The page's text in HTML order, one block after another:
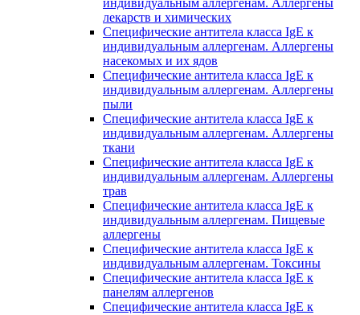
индивидуальным аллергенам. Аллергены
лекарств и химических
Специфические антитела класса IgE к
индивидуальным аллергенам. Аллергены
насекомых и их ядов
Специфические антитела класса IgE к
индивидуальным аллергенам. Аллергены
пыли
Специфические антитела класса IgE к
индивидуальным аллергенам. Аллергены
ткани
Специфические антитела класса IgE к
индивидуальным аллергенам. Аллергены
трав
Специфические антитела класса IgE к
индивидуальным аллергенам. Пищевые
аллергены
Специфические антитела класса IgE к
индивидуальным аллергенам. Токсины
Специфические антитела класса IgE к
панелям аллергенов
Специфические антитела класса IgE к